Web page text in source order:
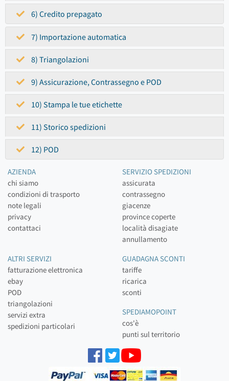
6) Credito prepagato
7) Importazione automatica
8) Triangolazioni
9) Assicurazione, Contrassegno e POD
10) Stampa le tue etichette
11) Storico spedizioni
12) POD
AZIENDA
chi siamo
condizioni di trasporto
note legali
privacy
contattaci
SERVIZIO SPEDIZIONI
assicurata
contrassegno
giacenze
province coperte
località disagiate
annullamento
ALTRI SERVIZI
fatturazione elettronica
ebay
POD
triangolazioni
servizi extra
spedizioni particolari
GUADAGNA SCONTI
tariffe
ricarica
sconti
SPEDIAMOPOINT
cos'è
punti sul territorio